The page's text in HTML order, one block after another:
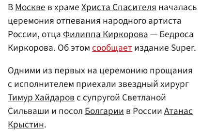
ВМосквев храмеХриста Спасителяначалась
церемония отпевания народного артиста
России, отцаФилиппа Киркорова— Бедроса
Киркорова. Об этомсообщаетиздание Super.
Одними из первых на церемонию прощания
с исполнителем приехали звездный хирург
Тимур Хайдаровс супругой Светланой
Сильваши и посолБолгариив РоссииАтанас
Крыстин.